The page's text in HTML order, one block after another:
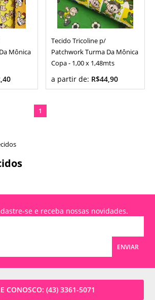
Mônica
Tecido Tricoline p/
Patchwork Turma Da Mônica
Copa - 1,00 x 1,48mts
a partir de: R$44,90
1
se e receba nossas novidades.
ENVIAR
CONOSCO: (43) 3361-5071